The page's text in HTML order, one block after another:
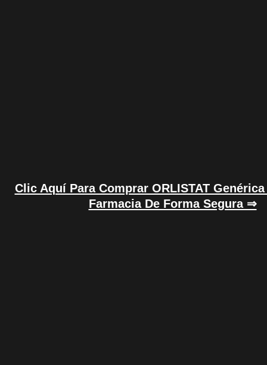
Clic Aquí Para Comprar ORLISTAT
Farmacia De Forma Segura ⇒